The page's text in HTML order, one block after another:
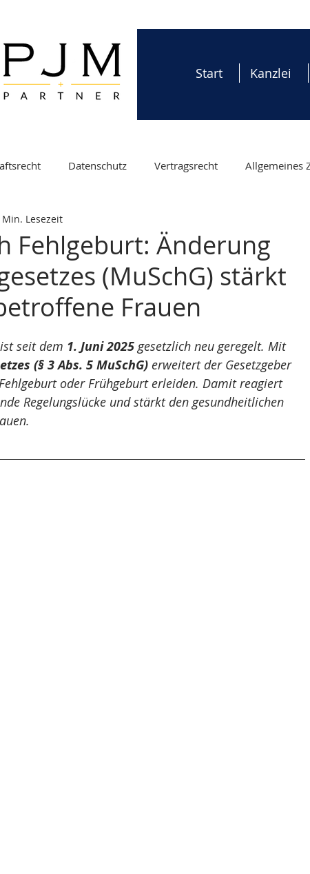
Datenschutz Vertragsrecht Allgemeines
Fachkräfteeinwanderung
Arbeitsschutz für Schwangere Testament
Urheberrecht KI-Recht Gewerblicher
Fehlgeburt: Änderung
(MuSchG) stärkt
Frauen
Min. Lesezeit
seit dem 1. Juni 2025 gesetzlich neu geregelt. Mit
(§ 3 Abs. 5 MuSchG) erweitert der Gesetzgeber
oder Frühgeburt erleiden. Damit reagiert
Regelungslücke und stärkt den gesundheitlichen
Start Kanzlei